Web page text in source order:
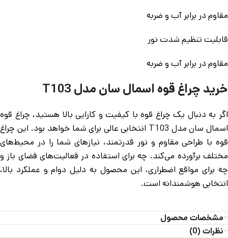
مقاوم در برابر آب و ضربه
قابلیت تنظیم شدت نور
مقاوم در برابر آب و ضربه
خرید چراغ قوه اسمال سان مدل T103
اگر به دنبال یک چراغ قوه با کیفیت و کارایی بالا هستید، چراغ قوه
اسمال سان مدل T103 انتخابی عالی برای شما خواهد بود. این چراغ
قوه با طراحی مقاوم و نور قدرتمند، نیازهای شما را در محیط‌های
مختلف برآورده می‌کند. چه برای استفاده در فعالیت‌های فضای باز و
چه برای مواقع اضطراری، این محصول به دلیل دوام و عملکرد بالا،
انتخابی هوشمندانه است.
مشخصات محصول
نظرات (0)